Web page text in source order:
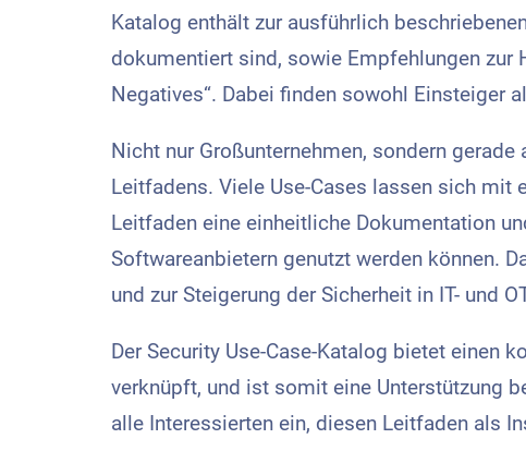
Katalog enthält zur ausführlich
dokumentiert sind, sowie Empfehlungen zur
Negatives“. Dabei finden sowohl Einsteiger
Nicht nur Großunternehmen, sondern
Leitfadens. Viele Use-Cases lassen sich
Leitfaden eine einheitliche Dokumentation
Softwareanbietern genutzt werden können.
und zur Steigerung der Sicherheit in IT- und
Der Security Use-Case-Katalog bietet einen
verknüpft, und ist somit eine Unterstützung
alle Interessierten ein, diesen Leitfaden als